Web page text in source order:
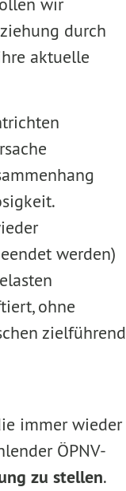
durch
aktuelle
werden)
ohne
zielführend
immer wieder
ÖPNV-
zu stellen.